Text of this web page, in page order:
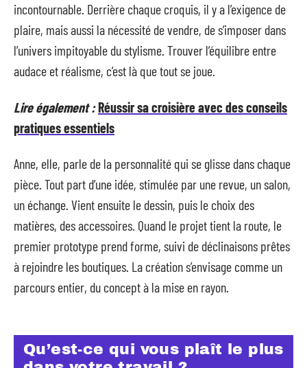
incontournable. Derrière chaque croquis, il y a l’exigence de
plaire, mais aussi la nécessité de vendre, de s’imposer dans
l’univers impitoyable du stylisme. Trouver l’équilibre entre
audace et réalisme, c’est là que tout se joue.
Lire également :Réussir sa croisière avec des conseils
pratiques essentiels
Anne, elle, parle de la personnalité qui se glisse dans chaque
pièce. Tout part d’une idée, stimulée par une revue, un salon,
un échange. Vient ensuite le dessin, puis le choix des
matières, des accessoires. Quand le projet tient la route, le
premier prototype prend forme, suivi de déclinaisons prêtes
à rejoindre les boutiques. La création s’envisage comme un
parcours entier, du concept à la mise en rayon.
Qu’est-ce qui vous plaît le plus